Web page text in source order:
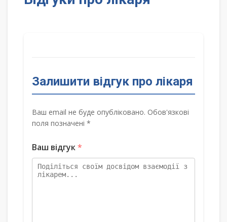
Залишити відгук про лікаря
Ваш email не буде опубліковано. Обов'язкові
поля позначені *
Ваш відгук*